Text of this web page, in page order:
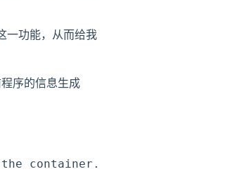
一功能，从而给我
序的信息生成
container.